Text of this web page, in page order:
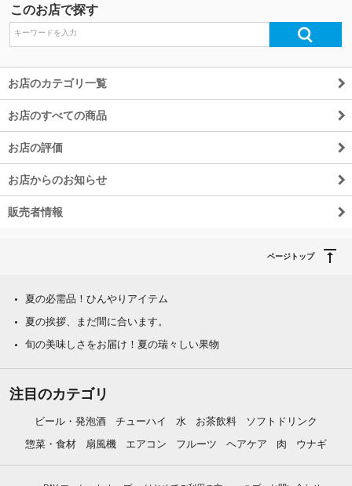
このお店で探す
お店のカテゴリ一覧
お店のすべての商品
お店の評価
お店からのお知らせ
販売者情報
ページトップ
夏の必需品！ひんやりアイテム
夏の挨拶、まだ間に合います。
旬の美味しさをお届け！夏の瑞々しい果物
注目のカテゴリ
ビール・発泡酒 チューハイ 水 お茶飲料
ソフトドリンク
惣菜・食材
扇風機 エアコン フルーツ ヘアケア 肉 ウナギ